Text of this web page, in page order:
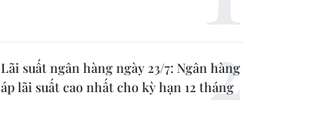
Lãi suất ngân hàng ngày 23/7: Ngân hàng
áp lãi suất cao nhất cho kỳ hạn 12 tháng